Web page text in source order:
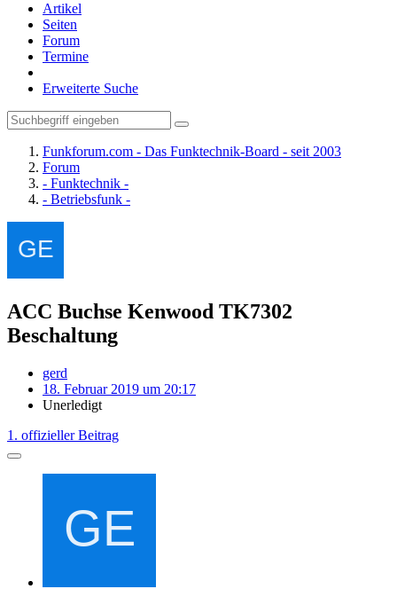
Artikel
Seiten
Forum
Termine
Erweiterte Suche
Funkforum.com - Das Funktechnik-Board - seit 2003
Forum
- Funktechnik -
- Betriebsfunk -
ACC Buchse Kenwood TK7302
Beschaltung
gerd
18. Februar 2019 um 20:17
Unerledigt
1. offizieller Beitrag